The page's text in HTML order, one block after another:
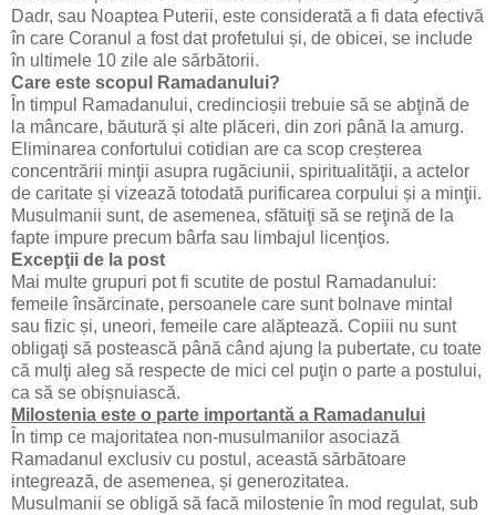
Dadr, sau Noaptea Puterii, este considerată a fi data efectivă
în care Coranul a fost dat profetului și, de obicei, se include
în ultimele 10 zile ale sărbătorii.
Care este scopul Ramadanului?
În timpul Ramadanului, credincioșii trebuie să se abţină de
la mâncare, băutură și alte plăceri, din zori până la amurg.
Eliminarea confortului cotidian are ca scop creșterea
concentrării minţii asupra rugăciunii, spiritualităţii, a actelor
de caritate și vizează totodată purificarea corpului și a minţii.
Musulmanii sunt, de asemenea, sfătuiţi să se reţină de la
fapte impure precum bârfa sau limbajul licenţios.
Excepţii de la post
Mai multe grupuri pot fi scutite de postul Ramadanului:
femeile însărcinate, persoanele care sunt bolnave mintal
sau fizic și, uneori, femeile care alăptează. Copiii nu sunt
obligaţi să postească până când ajung la pubertate, cu toate
că mulţi aleg să respecte de mici cel puţin o parte a postului,
ca să se obișnuiască.
Milostenia este o parte importantă a Ramadanului
În timp ce majoritatea non-musulmanilor asociază
Ramadanul exclusiv cu postul, această sărbătoare
integrează, de asemenea, și generozitatea.
Musulmanii se obligă să facă milostenie în mod regulat, sub